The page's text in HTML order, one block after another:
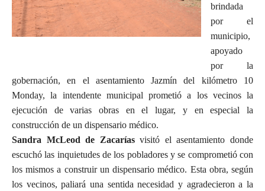
brindada
por el
municipio,
apoyado
por la
gobernación, en el asentamiento Jazmín del kilómetro 10
Monday, la intendente municipal prometió a los vecinos la
ejecución de varias obras en el lugar, y en especial la
construcción de un dispensario médico.
Sandra McLeod de Zacaríasvisitó el asentamiento donde
escuchó las inquietudes de los pobladores y se comprometió con
los mismos a construir un dispensario médico. Esta obra, según
los vecinos, paliará una sentida necesidad y agradecieron a la